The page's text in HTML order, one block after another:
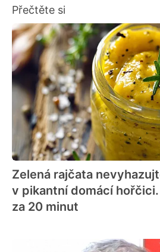
Přečtěte si
Zelená rajčata
v pikantní domácí
za 20 minut